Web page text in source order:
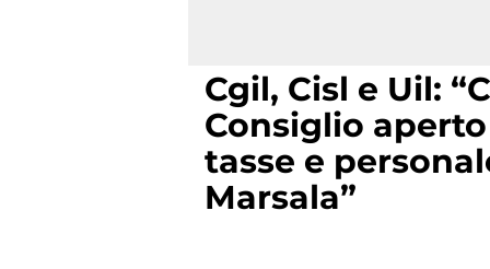
Cgil, Cisl e Uil:
Consiglio
tasse e
Marsala”